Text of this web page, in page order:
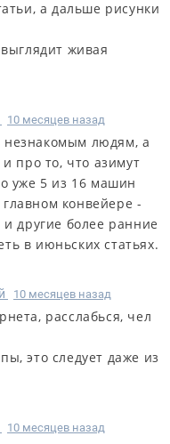
а дальше рисунки
живая
10 месяцев назад
незнакомым людям, а
про то, что азимут
уже 5 из 16 машин
конвейере -
другие более ранние
в июньских статьях.
10 месяцев назад
расслабься, чел
это следует даже из
10 месяцев назад